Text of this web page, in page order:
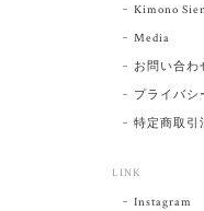
Kimono
Media
お問い合わ
プライバシ
特定商取引
LINK
Instagram